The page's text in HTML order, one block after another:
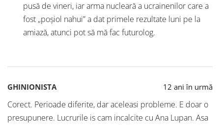
pusă de vineri, iar arma nucleară a ucrainenilor care a
fost „poșiol nahui” a dat primele rezultate luni pe la
amiază, atunci pot să mă fac futurolog.
GHINIONISTA 12 ani în urmă
Corect. Perioade diferite, dar aceleasi probleme. E doar o
presupunere. Lucrurile is cam incalcite cu Ana Lupan. Asa